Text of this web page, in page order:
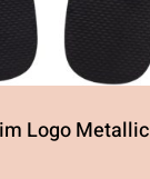
Logo Metallic